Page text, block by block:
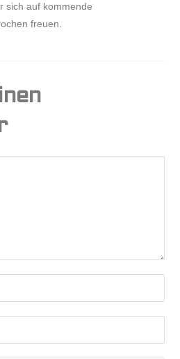
sich auf kommende
freuen.